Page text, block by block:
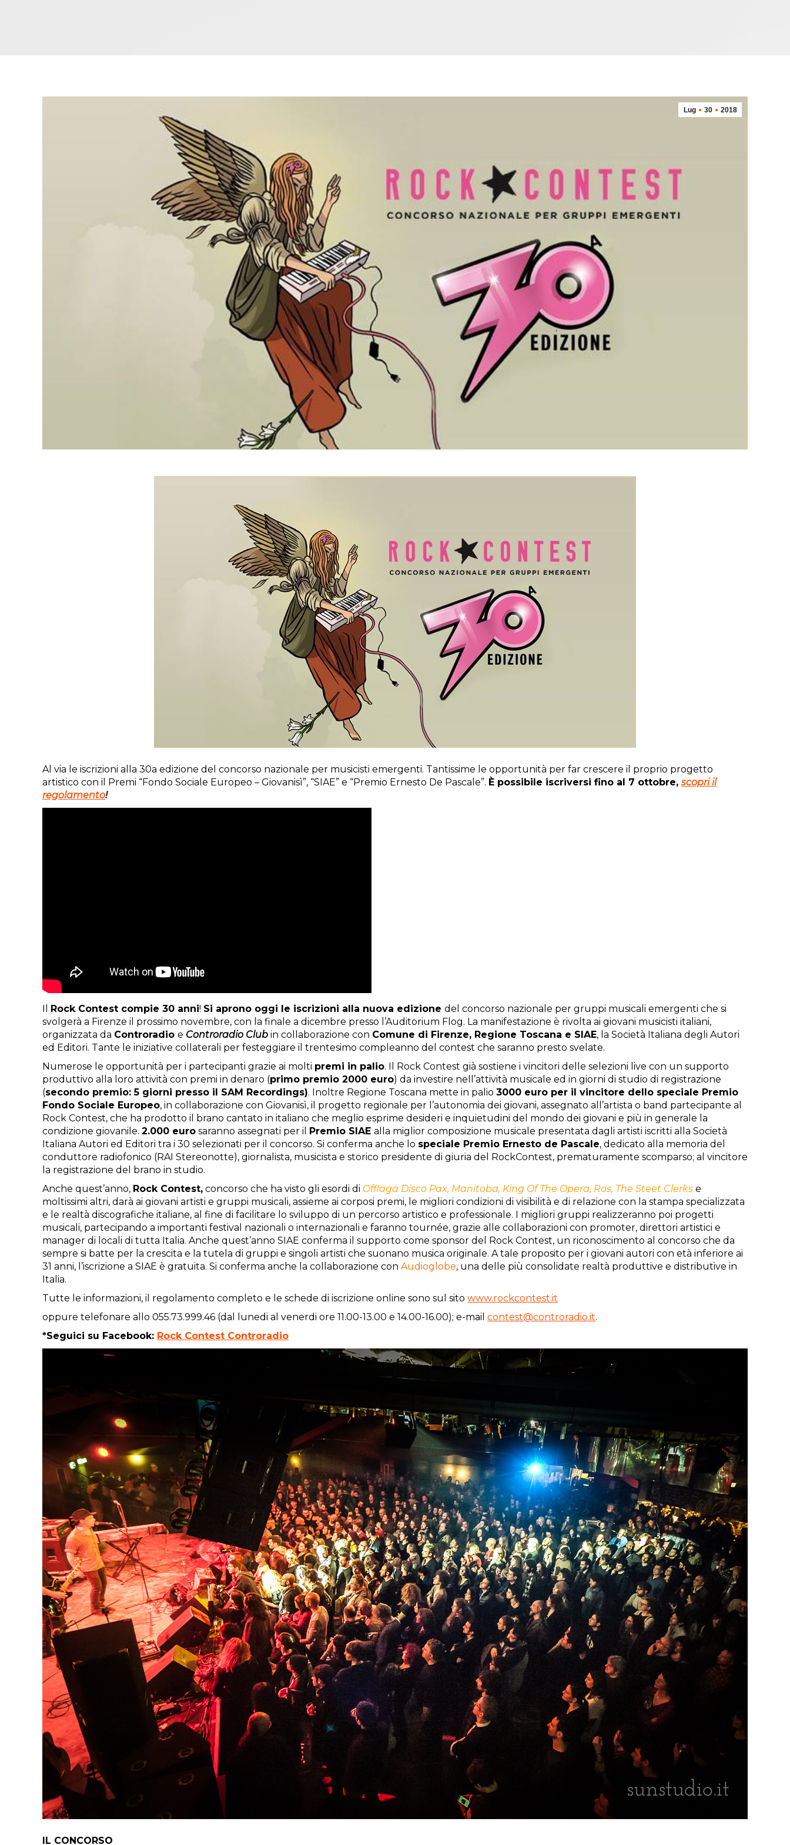
Lug 30 2018
Al via le iscrizioni alla 30a edizione del concorso nazionale per musicisti emergenti. Tantissime le opportunità per far crescere il proprio progetto
artistico con il Premi “Fondo Sociale Europeo – Giovanisì”, “SIAE” e “Premio Ernesto De Pascale”. È possibile iscriversi fino al 7 ottobre, scopri il
regolamento!
Il Rock Contest compie 30 anni! Si aprono oggi le iscrizioni alla nuova edizione del concorso nazionale per gruppi musicali emergenti che si
svolgerà a Firenze il prossimo novembre, con la finale a dicembre presso l’Auditorium Flog. La manifestazione è rivolta ai giovani musicisti italiani,
organizzata da Controradio e Controradio Club in collaborazione con Comune di Firenze, Regione Toscana e SIAE, la Società Italiana degli Autori
ed Editori. Tante le iniziative collaterali per festeggiare il trentesimo compleanno del contest che saranno presto svelate.
Numerose le opportunità per i partecipanti grazie ai molti premi in palio. Il Rock Contest già sostiene i vincitori delle selezioni live con un supporto
produttivo alla loro attività con premi in denaro (primo premio 2000 euro) da investire nell ’attività musicale ed in giorni di studio di registrazione
(secondo premio: 5 giorni presso il SAM Recordings). Inoltre Regione Toscana mette in palio 3000 euro per il vincitore dello speciale Premio
Fondo Sociale Europeo, in collaborazione con Giovanisì, il progetto regionale per l’autonomia dei giovani, assegnato all ’artista o band partecipante al
Rock Contest, che ha prodotto il brano cantato in italiano che meglio esprime desideri e inquietudini del mondo dei giovani e più in generale la
condizione giovanile. 2.000 euro saranno assegnati per il Premio SIAE alla miglior composizione musicale presentata dagli artisti iscritti alla Società
Italiana Autori ed Editori tra i 30 selezionati per il concorso. Si conferma anche lo speciale Premio Ernesto de Pascale, dedicato alla memoria del
conduttore radiofonico (RAI Stereonotte), giornalista, musicista e storico presidente di giuria del RockContest, prematuramente scomparso; al vincitore
la registrazione del brano in studio.
Anche quest’anno, Rock Contest, concorso che ha visto gli esordi di Offlaga Disco Pax, Manitoba, King Of The Opera, Ros, The Steet Clerks e
moltissimi altri, darà ai giovani artisti e gruppi musicali, assieme ai corposi premi, le migliori condizioni di visibilità e di relazione con la stampa specializzata
e le realtà discografiche italiane, al fine di facilitare lo sviluppo di un percorso artistico e professionale. I migliori gruppi realizzeranno poi progetti
musicali, partecipando a importanti festival nazionali o internazionali e faranno tournée, grazie alle collaborazioni con promoter, direttori artistici e
manager di locali di tutta Italia. Anche quest’anno SIAE conferma il supporto come sponsor del Rock Contest, un riconoscimento al concorso che da
sempre si batte per la crescita e la tutela di gruppi e singoli artisti che suonano musica originale. A tale proposito per i giovani autori con età inferiore ai
31 anni, l ’iscrizione a SIAE è gratuita. Si conferma anche la collaborazione con Audioglobe, una delle più consolidate realtà produttive e distributive in
Italia.
Tutte le informazioni, il regolamento completo e le schede di iscrizione online sono sul sito www.rockcontest.it
oppure telefonare allo 055.73.999.46 (dal lunedi al venerdi ore 11.00-13.00 e 14.00-16.00); e-mail contest@controradio.it.
*Seguici su Facebook: Rock Contest Controradio
IL CONCORSO